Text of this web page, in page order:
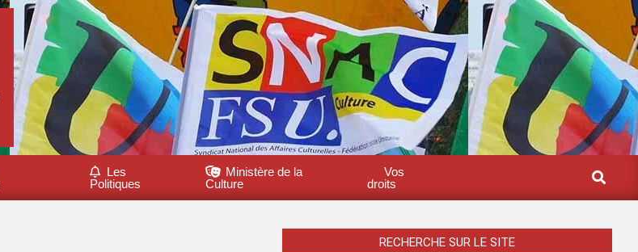
Les
Politiques
Ministère de la
Culture
Vos
droits
RECHERCHE SUR LE SITE